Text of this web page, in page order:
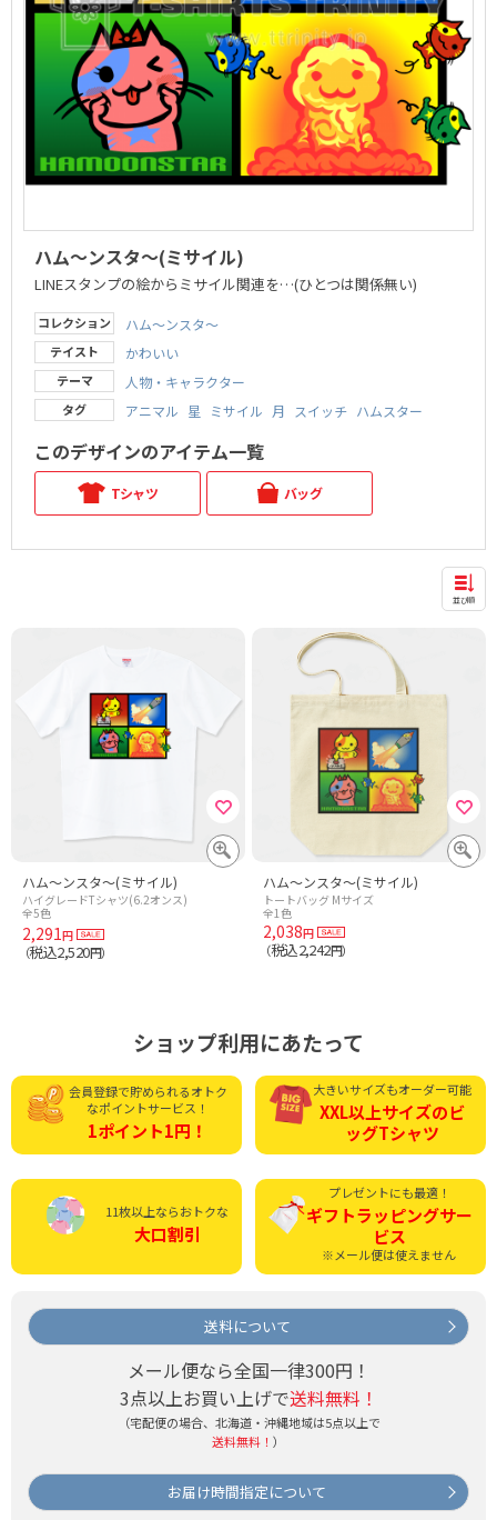
ハム～ンスタ～(ミサイル)
LINEスタンプの絵からミサイル関連を…(ひとつは関係無い)
コレクション ハム～ンスタ～
テイスト かわいい
テーマ 人物・キャラクター
タグ アニマル 星 ミサイル 月 スイッチ ハムスター
このデザインのアイテム一覧
Tシャツ バッグ
並び順
ハム～ンスタ～(ミサイル)
ハイグレードTシャツ(6.2オンス)
全5色
2,291円
（税込2,520円）
ハム～ンスタ～(ミサイル)
トートバッグ Mサイズ
全1色
2,038円
（税込2,242円）
ショップ利用にあたって
会員登録で貯められるオトク
なポイントサービス！
1ポイント1円！
大きいサイズもオーダー可能
XXL以上サイズのビ
ッグTシャツ
11枚以上ならおトクな
大口割引
プレゼントにも最適！
ギフトラッピングサー
ビス
※メール便は使えません
送料について
メール便なら全国一律300円！
3点以上お買い上げで送料無料！
（宅配便の場合、北海道・沖縄地域は5点以上で
送料無料！ ）
お届け時間指定について